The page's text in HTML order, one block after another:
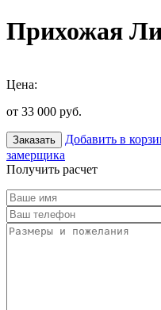
Прихожая
Цена:
от 33 000 руб.
Заказать Добавить в
замерщика
Получить расчет